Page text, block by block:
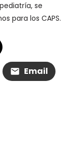
se
para los CAPS.
Email